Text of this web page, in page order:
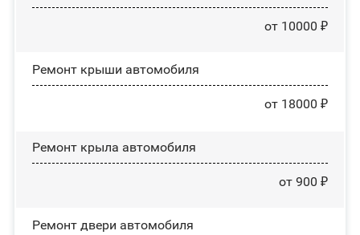
от 10000 ₽
Ремонт крыши автомобиля
от 18000 ₽
Ремонт крыла автомобиля
от 900 ₽
Ремонт двери автомобиля